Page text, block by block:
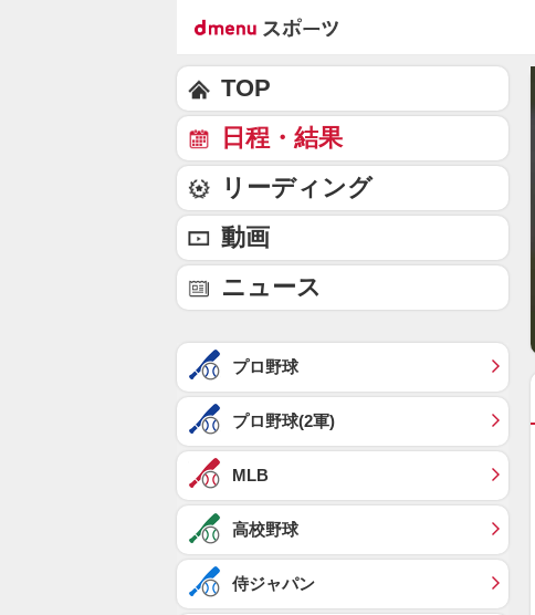
TOP
日程・結果
リーディング
動画
ニュース
プロ野球
プロ野球(2軍)
MLB
高校野球
侍ジャパン